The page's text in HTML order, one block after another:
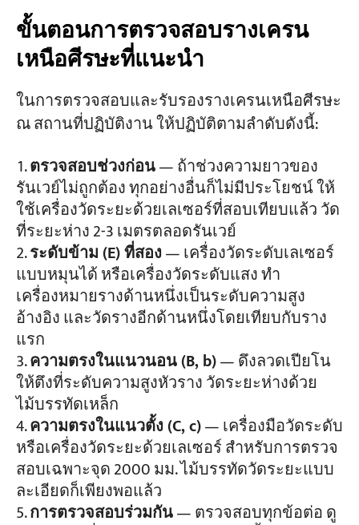
ขั้นตอนการตรวจสอบรางเครน
เหนือศีรษะที่แนะนำ
ในการตรวจสอบและรับรองรางเครนเหนือศีรษะ
ณ สถานที่ปฏิบัติงาน ให้ปฏิบัติตามลำดับดังนี้:
ตรวจสอบช่วงก่อน— ถ้าช่วงความยาวของ
รันเวย์ไม่ถูกต้อง ทุกอย่างอื่นก็ไม่มีประโยชน์ ให้
ใช้เครื่องวัดระยะด้วยเลเซอร์ที่สอบเทียบแล้ว วัด
ที่ระยะห่าง 2-3 เมตรตลอดรันเวย์
ระดับข้าม (E) ที่สอง— เครื่องวัดระดับเลเซอร์
แบบหมุนได้ หรือเครื่องวัดระดับแสง ทำ
เครื่องหมายรางด้านหนึ่งเป็นระดับความสูง
อ้างอิง และวัดรางอีกด้านหนึ่งโดยเทียบกับราง
แรก
ความตรงในแนวนอน (B, b)— ดึงลวดเปียโน
ให้ตึงที่ระดับความสูงหัวราง วัดระยะห่างด้วย
ไม้บรรทัดเหล็ก
ความตรงในแนวตั้ง (C, c)— เครื่องมือวัดระดับ
หรือเครื่องวัดระยะด้วยเลเซอร์ สำหรับการตรวจ
สอบเฉพาะจุด 2000 มม. ไม้บรรทัดวัดระยะแบบ
ละเอียดก็เพียงพอแล้ว
การตรวจสอบร่วมกัน— ตรวจสอบทุกข้อต่อ ดู